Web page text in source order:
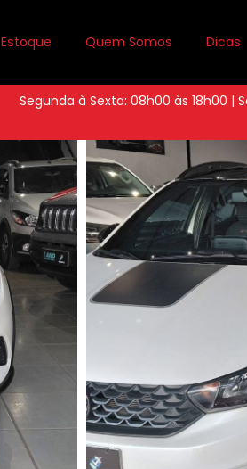
Estoque Quem Somos Dicas
Segunda à Sexta: 08h00 às 18h00 |